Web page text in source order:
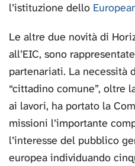
l’istituzione dello
Le altre due novità di
all’EIC, sono
partenariati. La necessità
“cittadino comune”, oltre
ai lavori, ha portato la
missioni l’importante
l’interesse del pubblico
europea individuando